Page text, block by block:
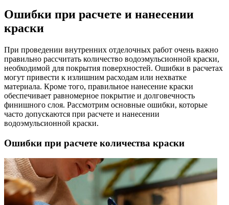
Ошибки при расчете и нанесении
краски
При проведении внутренних отделочных работ очень важно
правильно рассчитать количество водоэмульсионной краски,
необходимой для покрытия поверхностей. Ошибки в расчетах
могут привести к излишним расходам или нехватке
материала. Кроме того, правильное нанесение краски
обеспечивает равномерное покрытие и долговечность
финишного слоя. Рассмотрим основные ошибки, которые
часто допускаются при расчете и нанесении
водоэмульсионной краски.
Ошибки при расчете количества краски